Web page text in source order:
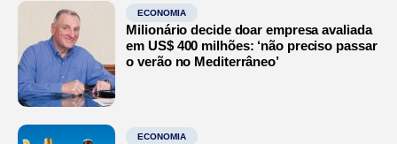
ECONOMIA
Milionário decide doar empresa avaliada
em US$ 400 milhões: ‘não preciso passar
o verão no Mediterrâneo’
ECONOMIA